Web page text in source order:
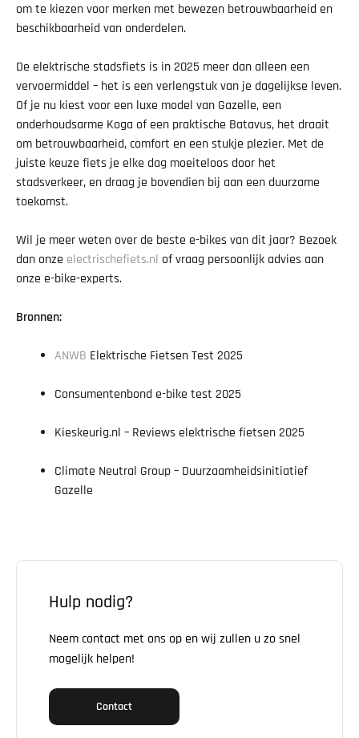
om te kiezen voor merken met bewezen betrouwbaarheid en
beschikbaarheid van onderdelen.
De elektrische stadsfiets is in 2025 meer dan alleen een
vervoermiddel – het is een verlengstuk van je dagelijkse leven.
Of je nu kiest voor een luxe model van Gazelle, een
onderhoudsarme Koga of een praktische Batavus, het draait
om betrouwbaarheid, comfort en een stukje plezier. Met de
juiste keuze fiets je elke dag moeiteloos door het
stadsverkeer, en draag je bovendien bij aan een duurzame
toekomst.
Wil je meer weten over de beste e-bikes van dit jaar? Bezoek
dan onze electrischefiets.nl of vraag persoonlijk advies aan
onze e-bike-experts.
Bronnen:
ANWB Elektrische Fietsen Test 2025
Consumentenbond e-bike test 2025
Kieskeurig.nl – Reviews elektrische fietsen 2025
Climate Neutral Group – Duurzaamheidsinitiatief
Gazelle
Hulp nodig?
Neem contact met ons op en wij zullen u zo snel
mogelijk helpen!
Contact